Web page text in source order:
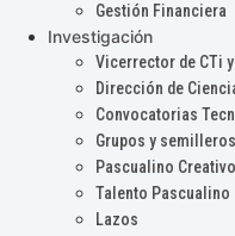
Gestión Financiera
Investigación
Vicerrector de CTi
Dirección de
Convocatorias
Grupos y semilleros
Pascualino
Talento Pascualino
Lazos